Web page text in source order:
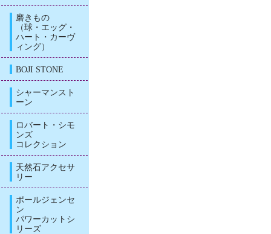
磨きもの
（球・エッグ・
ハート・カーヴ
ィング）
BOJI STONE
シャーマンスト
ーン
ロバート・シモ
ンズ
コレクション
天然石アクセサ
リー
ポールジェンセ
ン
パワーカットシ
リーズ